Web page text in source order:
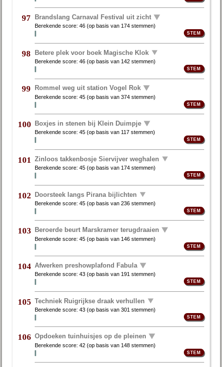
97 Brandslang Carnaval Festival uit zicht
Berekende score:46 (op basis van 174 stemmen)
98 Betere plek voor boek Magische Klok
Berekende score:46 (op basis van 142 stemmen)
99 Rommel weg uit station Vogel Rok
Berekende score:45 (op basis van374 stemmen)
100 Boxjes in stenen bij Klein Duimpje
Berekende score:45 (op basis van117 stemmen)
101 Zinloos takkenbosje Siervijver weghalen
Berekende score:45 (op basis van 174 stemmen)
102 Doorsteek langs Pirana bijlichten
Berekende score:45 (op basis van236 stemmen)
103 Beroerde beurt Marskramer terugdraaien
Berekende score:45 (op basis van 146 stemmen)
104 Afwerken preshowplafond Fabula
Berekende score:43 (op basis van 191 stemmen)
105 Techniek Ruigrijkse draak verhullen
Berekende score:43 (op basis van301 stemmen)
106 Opdoeken tuinhuisjes op de pleinen
Berekende score:42 (op basis van 148 stemmen)